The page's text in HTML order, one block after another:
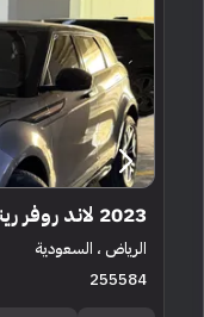
2023 لاند روفر رينج روفر ايفوك داينمك
الرياض ، السعودية
255584